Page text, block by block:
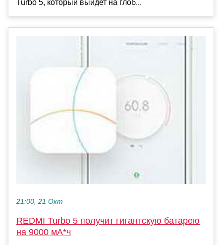
Turbo 5, который выйдет на глоб...
21:00, 21 Окт
REDMI Turbo 5 получит гигантскую батарею
на 9000 мА*ч